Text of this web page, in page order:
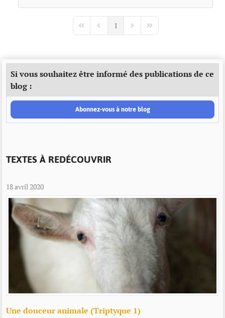
First PagePrevious Page
1 Next PageLast Page
Si vous souhaitez être informé des publications de ce
blog :
Abonnez-vous à notre blog
TEXTES À REDÉCOUVRIR
18 avril 2020
Une douceur animale (Triptyque 1)